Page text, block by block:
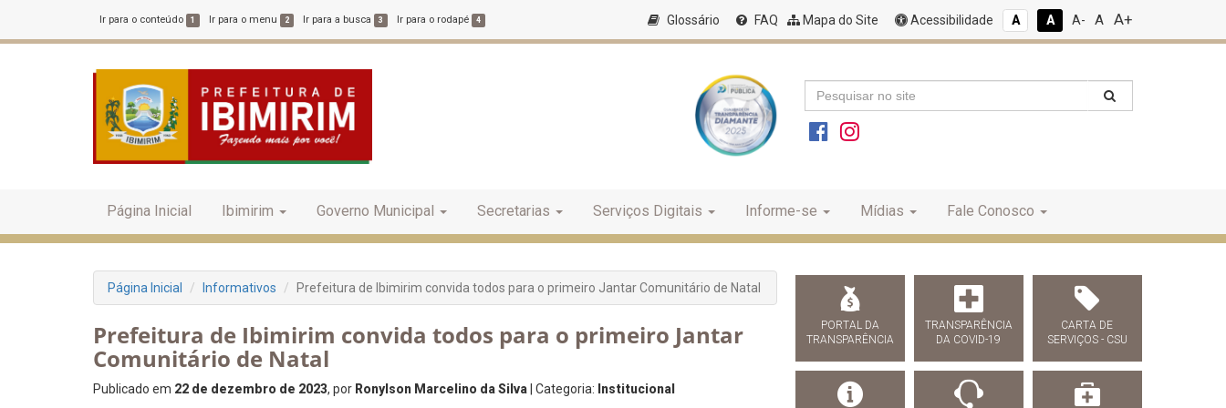
Ir para o conteúdo 1 Ir para o menu 2 Ir para a busca 3 Ir para o rodapé 4 Glossário FAQ Mapa do Site Acessibilidade A A A- A A+
Página Inicial Ibimirim Governo Municipal Secretarias Serviços Digitais Informe-se Mídias Fale Conosco
Página Inicial Informativos Prefeitura de Ibimirim convida todos para o primeiro Jantar Comunitário de Natal
Prefeitura de Ibimirim convida todos para o primeiro Jantar
Comunitário de Natal
Publicado em 22 de dezembro de 2023, por Ronylson Marcelino da Silva | Categoria: Institucional
PORTAL DA
TRANSPARÊNCIA
TRANSPARÊNCIA
DA COVID-19
CARTA DE
SERVIÇOS - CSU